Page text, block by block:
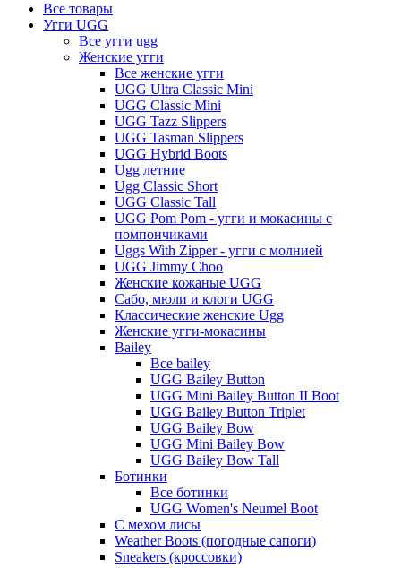
Все товары
Угги UGG
Все угги ugg
Женские угги
Все женские угги
UGG Ultra Classic Mini
UGG Classic Mini
UGG Tazz Slippers
UGG Tasman Slippers
UGG Hybrid Boots
Ugg летние
Ugg Classic Short
UGG Classic Tall
UGG Pom Pom - угги и мокасины с
помпончиками
Uggs With Zipper - угги с молнией
UGG Jimmy Choo
Женские кожаные UGG
Сабо, мюли и клоги UGG
Классические женские Ugg
Женские угги-мокасины
Bailey
Все bailey
UGG Bailey Button
UGG Mini Bailey Button II Boot
UGG Bailey Button Triplet
UGG Bailey Bow
UGG Mini Bailey Bow
UGG Bailey Bow Tall
Ботинки
Все ботинки
UGG Women's Neumel Boot
С мехом лисы
Weather Boots (погодные сапоги)
Sneakers (кроссовки)